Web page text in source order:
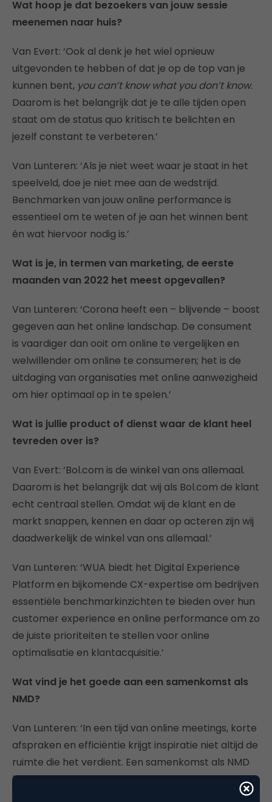
Wat hoop je dat bezoekers van jouw sessie
meenemen naar huis?
Van Evert: ‘Ook al denk je het wiel opnieuw
uitgevonden te hebben of dat je op de top van je
kunnen bent, you can’t know what you don’t know.
Daarom is het belangrijk dat je te alle tijden open
staat om de status quo kritisch te belichten en
jezelf constant te verbeteren.’
Van Lunteren: ‘Als je niet weet waar je staat in het
speelveld, doe je niet mee aan de wedstrijd.
Benchmarken van jouw online performance is
essentieel om te weten of je aan het winnen bent
én wat hiervoor nodig is.’
Wat is je, in termen van marketing, de eerste
maanden van 2022 het meest opgevallen?
Van Lunteren: ‘Corona heeft een – blijvende – boost
gegeven aan het online landschap. De consument
is vaardiger dan ooit om online te vergelijken en
welwillender om online te consumeren; het is de
uitdaging van organisaties met online aanwezigheid
om hier optimaal op in te spelen.’
Wat is jullie product of dienst waar de klant heel
tevreden over is?
Van Evert: ‘Bol.com is de winkel van ons allemaal.
Daarom is het belangrijk dat wij als Bol.com de klant
echt centraal stellen. Omdat wij de klant en de
markt snappen, kennen en daar op acteren zijn wij
daadwerkelijk de winkel van ons allemaal.’
Van Lunteren: ‘WUA biedt het Digital Experience
Platform en bijkomende CX-expertise om bedrijven
essentiële benchmarkinzichten te bieden over hun
customer experience en online performance om zo
de juiste prioriteiten te stellen voor online
optimalisatie en klantacquisitie.’
Wat vind je het goede aan een samenkomst als
NMD?
Van Lunteren: ‘In een tijd van online meetings, korte
afspraken en efficiëntie krijgt inspiratie niet altijd de
ruimte die het verdient. Een samenkomst als NMD
biedt een frisse blik op relevante onderwerpen en
laat de inspiratie en kennisoverdracht flink bloeien!’